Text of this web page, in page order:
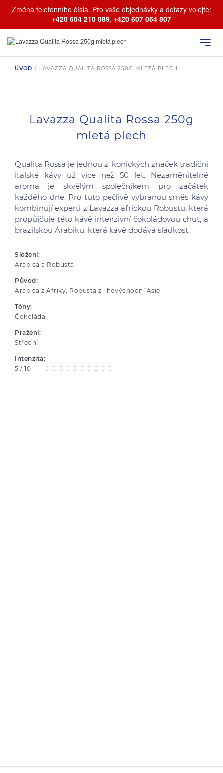
Změna telefonního čísla. Pro vaše objednávky a dotazy volejte:
+420 604 210 089, +420 607 064 807
ÚVOD / LAVAZZA QUALITA ROSSA 250G MLETÁ PLECH
Lavazza Qualita Rossa 250g
mletá plech
Qualita Rossa je jednou z ikonických značek tradiční
italské kávy už více než 50 let. Nezaměnitelné
aroma je skvělým společníkem pro začátek
každého dne. Pro tuto pečlivě vybranou směs kávy
kombinují experti z Lavazza africkou Robustu, která
propůjčuje této kávě intenzivní čokoládovou chuť, a
brazilskou Arabiku, která kávě dodává sladkost.
Složení:
Arabica a Robusta
Původ:
Arabica z Afriky, Robusta z jihovýchodní Asie
Tóny:
Čokoláda
Pražení:
Střední
Intenzita:
5 / 10